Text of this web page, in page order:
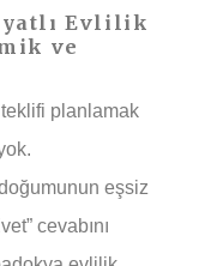
Evlilik
ve
planlamak
eşsiz
cevabını